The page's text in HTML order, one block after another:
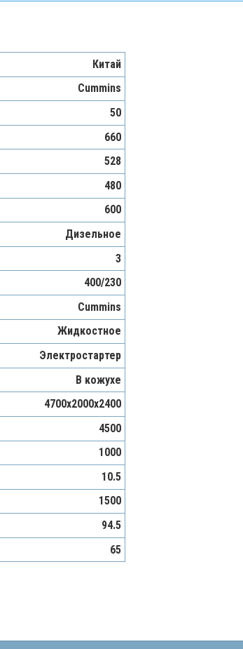
Китай
Cummins
50
660
528
480
600
Дизельное
3
400/230
Cummins
Жидкостное
Электростартер
В кожухе
4700х2000х2400
4500
1000
10.5
1500
94.5
65